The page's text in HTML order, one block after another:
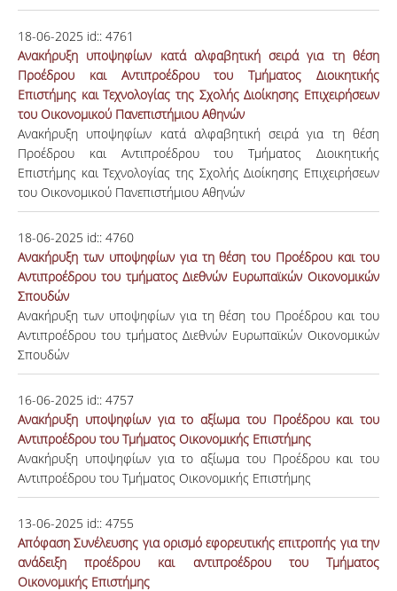
18-06-2025 id:: 4761
Ανακήρυξη υποψηφίων κατά αλφαβητική σειρά για τη θέση
Προέδρου και Αντιπροέδρου του Τμήματος Διοικητικής
Επιστήμης και Τεχνολογίας της Σχολής Διοίκησης Επιχειρήσεων
του Οικονομικού Πανεπιστήμιου Αθηνών
Ανακήρυξη υποψηφίων κατά αλφαβητική σειρά για τη θέση
Προέδρου και Αντιπροέδρου του Τμήματος Διοικητικής
Επιστήμης και Τεχνολογίας της Σχολής Διοίκησης Επιχειρήσεων
του Οικονομικού Πανεπιστήμιου Αθηνών
18-06-2025 id:: 4760
Ανακήρυξη των υποψηφίων για τη θέση του Προέδρου και του
Αντιπροέδρου του τμήματος Διεθνών Ευρωπαϊκών Οικονομικών
Σπουδών
Ανακήρυξη των υποψηφίων για τη θέση του Προέδρου και του
Αντιπροέδρου του τμήματος Διεθνών Ευρωπαϊκών Οικονομικών
Σπουδών
16-06-2025 id:: 4757
Ανακήρυξη υποψηφίων για το αξίωμα του Προέδρου και του
Αντιπροέδρου του Τμήματος Οικονομικής Επιστήμης
Ανακήρυξη υποψηφίων για το αξίωμα του Προέδρου και του
Αντιπροέδρου του Τμήματος Οικονομικής Επιστήμης
13-06-2025 id:: 4755
Απόφαση Συνέλευσης για ορισμό εφορευτικής επιτροπής για την
ανάδειξη προέδρου και αντιπροέδρου του Τμήματος
Οικονομικής Επιστήμης